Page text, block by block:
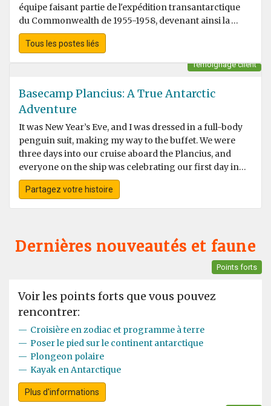
équipe faisant partie de l'expédition transantarctique
du Commonwealth de 1955-1958, devenant ainsi la
troisième équipe de l'histoire à y parvenir.
Tous les postes liés
Témoignage client
Basecamp Plancius: A True Antarctic
Adventure
It was New Year’s Eve, and I was dressed in a full-body
penguin suit, making my way to the buffet. We were
three days into our cruise aboard the Plancius, and
everyone on the ship was celebrating our first day in
Antarctica, as well as New Year’s Eve, with a barbecue
on the back of the ship.
Partagez votre histoire
Dernières nouveautés et faune
Points forts
Voir les points forts que vous pouvez
rencontrer:
— Croisière en zodiac et programme à terre
— Poser le pied sur le continent antarctique
— Plongeon polaire
— Kayak en Antarctique
Plus d'informations